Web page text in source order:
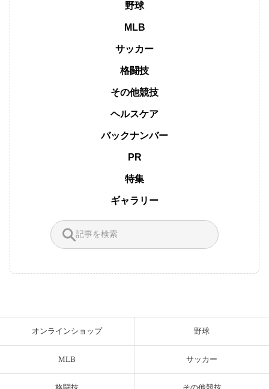
野球
MLB
サッカー
格闘技
その他競技
ヘルスケア
バックナンバー
PR
特集
ギャラリー
オンラインショップ 野球
MLB サッカー